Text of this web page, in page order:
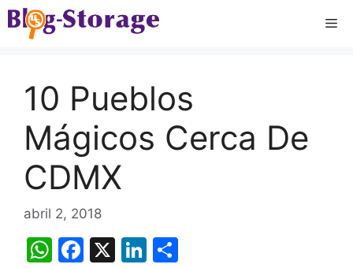
Saltar
al
10 Pueblos
Mágicos Cerca De
CDMX
abril 2, 2018
W F
X
Li